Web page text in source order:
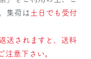
集荷は 土日でも受付
送されますと、送料
注意下さい。